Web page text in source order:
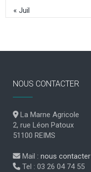
« Juil
NOUS CONTACTER
La Marne Agricole
2, rue Léon Patoux
51100 REIMS
Mail : nous contacter
Tel : 03 26 04 74 55